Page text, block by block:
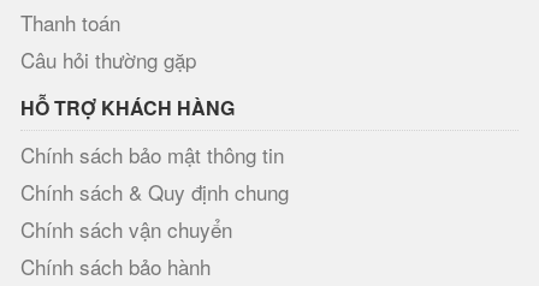
Thanh toán
Câu hỏi thường gặp
HỖ TRỢ KHÁCH HÀNG
Chính sách bảo mật thông tin
Chính sách & Quy định chung
Chính sách vận chuyển
Chính sách bảo hành